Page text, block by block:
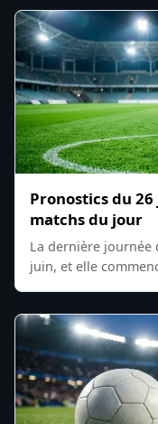
Pronostics du
matchs du jour
La dernière journée
juin, et elle